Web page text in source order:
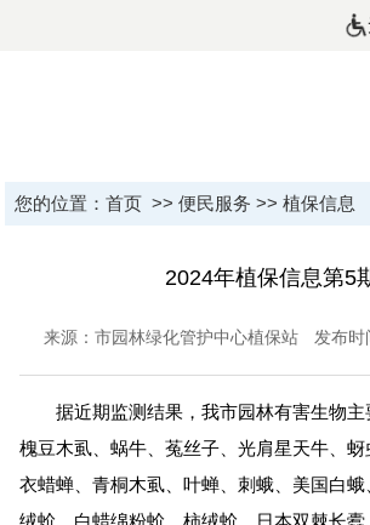
您的位置： 首页>> 便民服务 >> 植保信息
2024年植保信息第5
来源：市园林绿化管护中心植保站 发布
据近期监测结果，我市园林有害生物主
槐豆木虱、蜗牛、菟丝子、光肩星天牛、
衣蜡蝉、青桐木虱、叶蝉、刺蛾、美国白
绒蚧、白蜡绵粉蚧、柿绒蚧、日本双棘长蠹